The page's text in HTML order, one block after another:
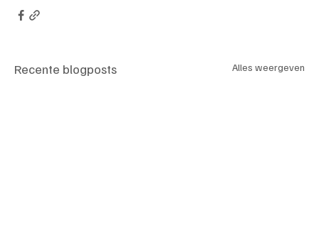
Recente blogposts Alles weergeven